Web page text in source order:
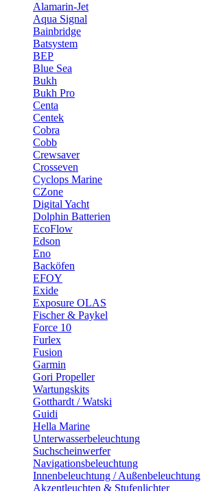
Alamarin-Jet
Aqua Signal
Bainbridge
Batsystem
BEP
Blue Sea
Bukh
Bukh Pro
Centa
Centek
Cobra
Cobb
Crewsaver
Crosseven
Cyclops Marine
CZone
Digital Yacht
Dolphin Batterien
EcoFlow
Edson
Eno
Backöfen
EFOY
Exide
Exposure OLAS
Fischer & Paykel
Force 10
Furlex
Fusion
Garmin
Gori Propeller
Wartungskits
Gotthardt / Watski
Guidi
Hella Marine
Unterwasserbeleuchtung
Suchscheinwerfer
Navigationsbeleuchtung
Innenbeleuchtung / Außenbeleuchtung
Akzentleuchten & Stufenlichter